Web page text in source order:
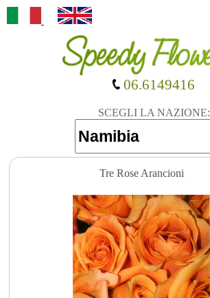
SCEGLI LA NAZIONE:
06.6149416
Tre Rose Arancioni